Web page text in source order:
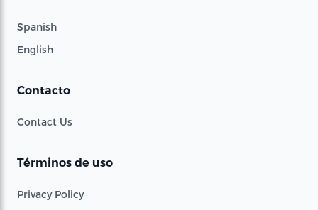
Spanish
English
Contacto
Contact Us
Términos de uso
Privacy Policy